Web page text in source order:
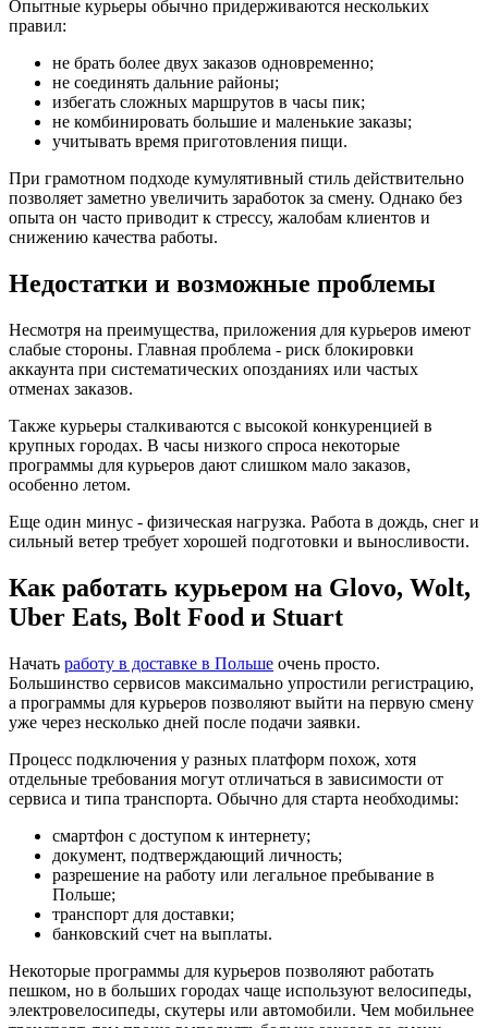
Опытные курьеры обычно придерживаются нескольких
правил:
не брать более двух заказов одновременно;
не соединять дальние районы;
избегать сложных маршрутов в часы пик;
не комбинировать большие и маленькие заказы;
учитывать время приготовления пищи.
При грамотном подходе кумулятивный стиль действительно
позволяет заметно увеличить заработок за смену. Однако без
опыта он часто приводит к стрессу, жалобам клиентов и
снижению качества работы.
Недостатки и возможные проблемы
Несмотря на преимущества, приложения для курьеров имеют
слабые стороны. Главная проблема - риск блокировки
аккаунта при систематических опозданиях или частых
отменах заказов.
Также курьеры сталкиваются с высокой конкуренцией в
крупных городах. В часы низкого спроса некоторые
программы для курьеров дают слишком мало заказов,
особенно летом.
Еще один минус - физическая нагрузка. Работа в дождь, снег и
сильный ветер требует хорошей подготовки и выносливости.
Как работать курьером на Glovo, Wolt,
Uber Eats, Bolt Food и Stuart
Начать работу в доставке в Польше очень просто.
Большинство сервисов максимально упростили регистрацию,
а программы для курьеров позволяют выйти на первую смену
уже через несколько дней после подачи заявки.
Процесс подключения у разных платформ похож, хотя
отдельные требования могут отличаться в зависимости от
сервиса и типа транспорта. Обычно для старта необходимы:
смартфон с доступом к интернету;
документ, подтверждающий личность;
разрешение на работу или легальное пребывание в
Польше;
транспорт для доставки;
банковский счет на выплаты.
Некоторые программы для курьеров позволяют работать
пешком, но в больших городах чаще используют велосипеды,
электровелосипеды, скутеры или автомобили. Чем мобильнее